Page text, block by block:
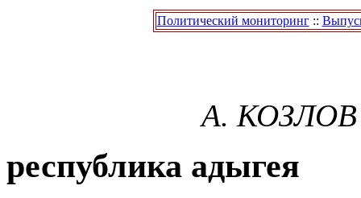
Политический мониторинг::
А. КОЗЛОВ
республика адыгея